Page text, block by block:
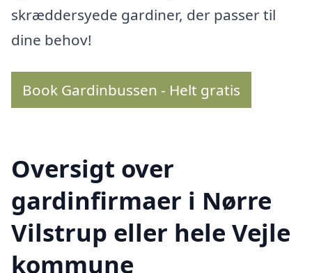
skræddersyede gardiner, der passer til
dine behov!
Book Gardinbussen - Helt gratis
Oversigt over
gardinfirmaer i Nørre
Vilstrup eller hele Vejle
kommune